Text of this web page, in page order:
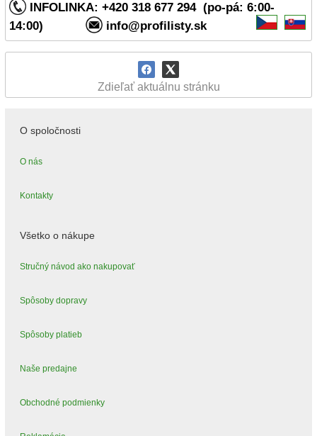
INFOLINKA: +420 318 677 294 (po-pá: 6:00-
14:00)
info@profilisty.sk
Zdieľať aktuálnu stránku
O spoločnosti
O nás
Kontakty
Všetko o nákupe
Stručný návod ako nakupovať
Spôsoby dopravy
Spôsoby platieb
Naše predajne
Obchodné podmienky